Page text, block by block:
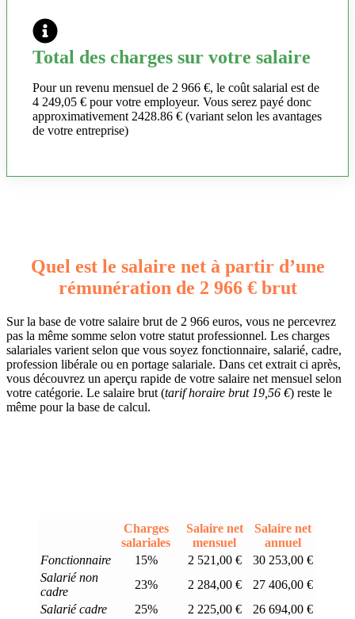
Total des charges sur votre salaire
Pour un revenu mensuel de 2 966 €, le coût salarial est de
4 249,05 € pour votre employeur. Vous serez payé donc
approximativement 2428.86 € (variant selon les avantages
de votre entreprise)
Quel est le salaire net à partir d’une
rémunération de 2 966 € brut
Sur la base de votre salaire brut de 2 966 euros, vous ne percevrez
pas la même somme selon votre statut professionnel. Les charges
salariales varient selon que vous soyez fonctionnaire, salarié, cadre,
profession libérale ou en portage salariale. Dans cet extrait ci après,
vous découvrez un aperçu rapide de votre salaire net mensuel selon
votre catégorie. Le salaire brut (tarif horaire brut 19,56 €) reste le
même pour la base de calcul.
Charges
salariales
Salaire net
mensuel
Salaire net
annuel
Fonctionnaire
15% 2 521,00 €
30 253,00 €
Salarié non
cadre
23% 2 284,00 €
27 406,00 €
Salarié cadre
25% 2 225,00 €
26 694,00 €